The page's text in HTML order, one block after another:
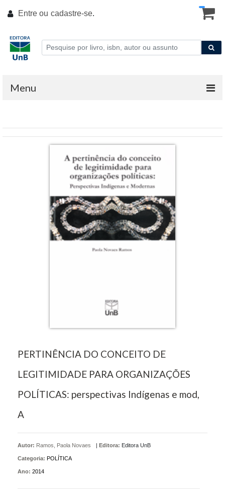
Entre ou cadastre-se.
Menu
PERTINÊNCIA DO CONCEITO DE
LEGITIMIDADE PARA ORGANIZAÇÕES
POLÍTICAS: perspectivas Indígenas e mod,
A
Autor: Ramos, Paola Novaes Editora: Editora UnB
Categoria: POLÍTICA
Ano: 2014